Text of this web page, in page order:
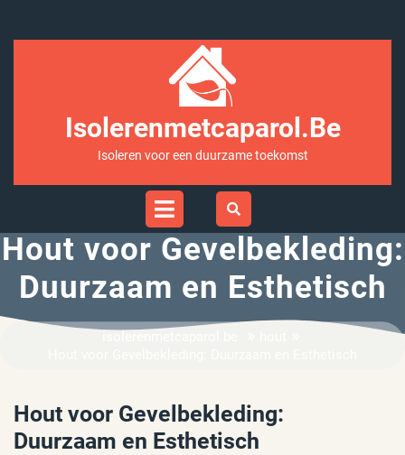
Isolerenmetcaparol.be
Isoleren voor een duurzame toekomst
Open
Hout voor Gevelbekleding:
Duurzaam en Esthetisch
Hout voor Gevelbekleding:
Duurzaam en Esthetisch